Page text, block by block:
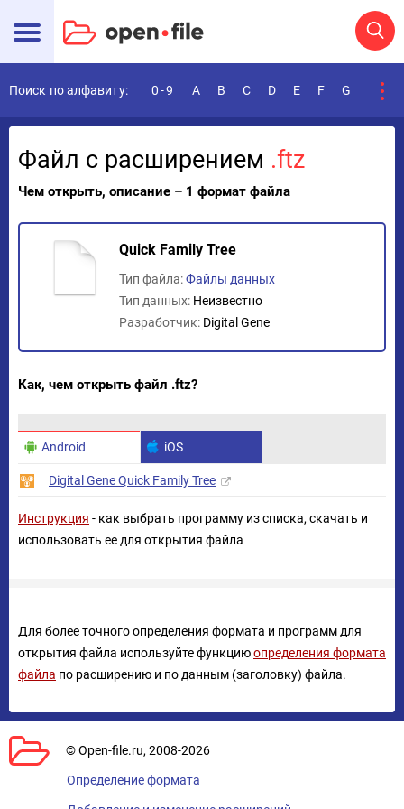
Поиск по алфавиту: 0-9 A B C D E F G
Файл с расширением .ftz
Чем открыть, описание – 1 формат файла
Quick Family Tree
Тип файла:Файлы данных
Тип данных: Неизвестно
Разработчик: Digital Gene
Как, чем открыть файл .ftz?
Android iOS
Digital Gene Quick Family Tree
Инструкция - как выбрать программу из списка, скачать и
использовать ее для открытия файла
Для более точного определения формата и программ для
открытия файла используйте функциюопределения формата
файла по расширению и по данным (заголовку) файла.
© Open-file.ru, 2008-2026
Определение формата